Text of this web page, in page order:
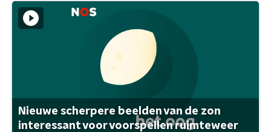
Nieuwe scherpere beelden van de zon
interessant voor voorspellen ruimteweer